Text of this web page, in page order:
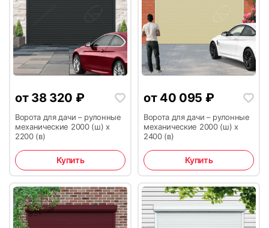
от 38 320 ₽
Ворота для дачи – рулонные
механические 2000 (ш) х
2200 (в)
Купить
от 40 095 ₽
Ворота для дачи – рулонные
механические 2000 (ш) х
2400 (в)
Купить